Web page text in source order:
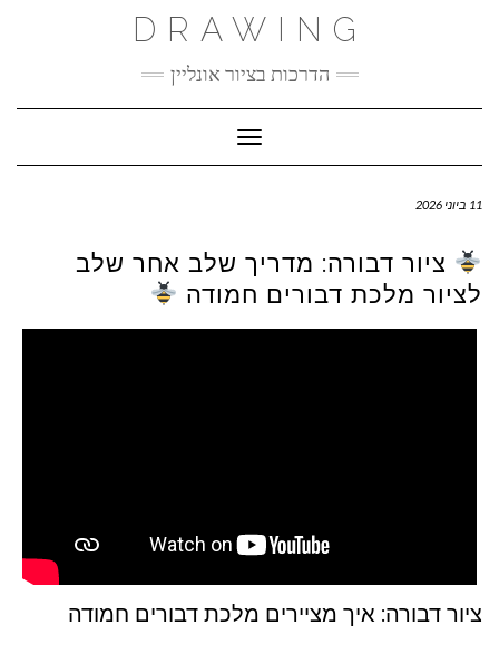
DRAWING
הדרכות בציור אונליין
Toggle Navigation
11 ביוני 2026
ציור דבורה: מדריך שלב אחר שלב
לציור מלכת דבורים חמודה
ציור דבורה: איך מציירים מלכת דבורים חמודה